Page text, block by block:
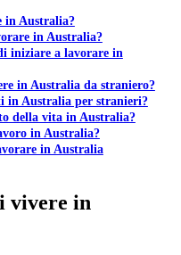
in Australia?
in Australia?
iniziare a lavorare in
in Australia da straniero?
in Australia per stranieri?
della vita in Australia?
in Australia?
in Australia
vivere in